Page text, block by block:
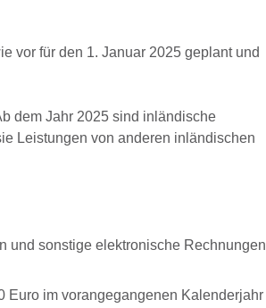
vor für den 1. Januar 2025 geplant und
dem Jahr 2025 sind inländische
Leistungen von anderen inländischen
und sonstige elektronische Rechnungen
Euro im vorangegangenen Kalenderjahr